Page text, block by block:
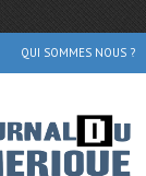
QUI SOMMES NOUS ?